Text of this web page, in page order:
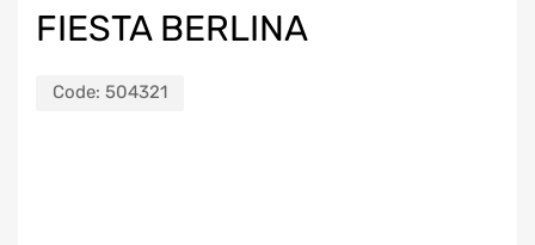
FIESTA BERLINA
Code: 504321